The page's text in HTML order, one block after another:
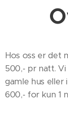
Hos oss er det
500,- pr natt.
gamle hus eller
600,- for kun 1